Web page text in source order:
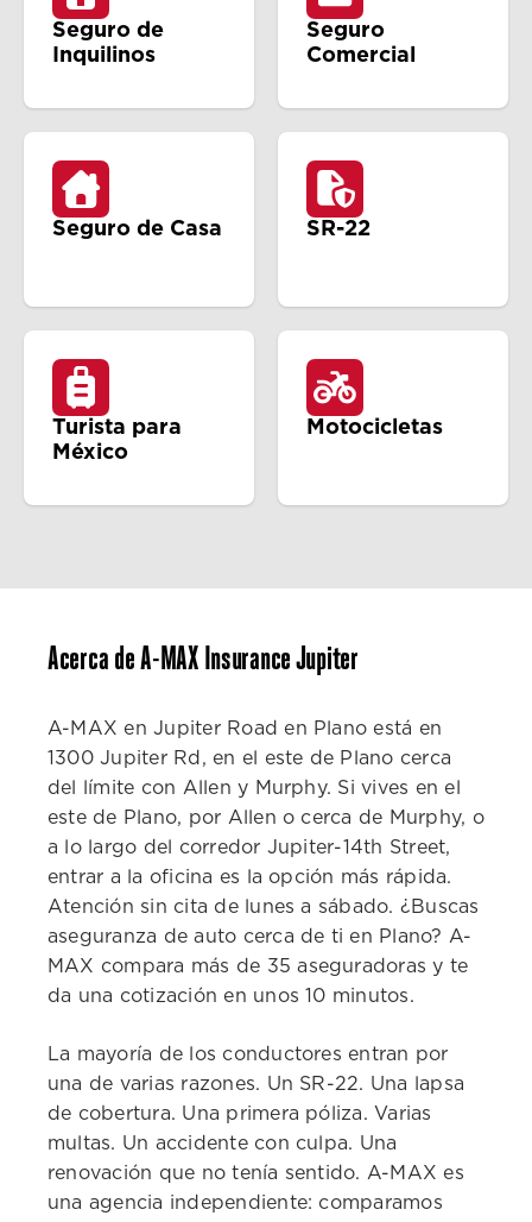
Seguro de
Inquilinos
Seguro
Comercial
Seguro de Casa SR-22
Turista para
México
Motocicletas
Acerca de A-MAX Insurance Jupiter
A-MAX en Jupiter Road en Plano está en
1300 Jupiter Rd, en el este de Plano cerca
del límite con Allen y Murphy. Si vives en el
este de Plano, por Allen o cerca de Murphy, o
a lo largo del corredor Jupiter-14th Street,
entrar a la oficina es la opción más rápida.
Atención sin cita de lunes a sábado. ¿Buscas
aseguranza de auto cerca de ti en Plano? A-
MAX compara más de 35 aseguradoras y te
da una cotización en unos 10 minutos.
La mayoría de los conductores entran por
una de varias razones. Un SR-22. Una lapsa
de cobertura. Una primera póliza. Varias
multas. Un accidente con culpa. Una
renovación que no tenía sentido. A-MAX es
una agencia independiente: comparamos